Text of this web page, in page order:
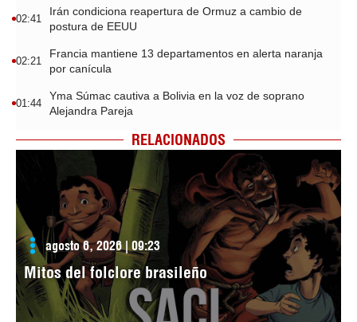
02:41
Irán condiciona reapertura de Ormuz a cambio de
postura de EEUU
02:21
Francia mantiene 13 departamentos en alerta naranja
por canícula
01:44
Yma Súmac cautiva a Bolivia en la voz de soprano
Alejandra Pareja
RELACIONADOS
agosto 6, 2026 | 09:23
Mitos del folclore brasileño